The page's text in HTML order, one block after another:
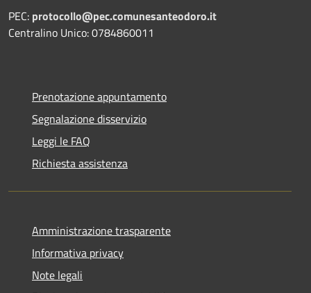
PEC: protocollo@pec.comunesanteodoro.it
Centralino Unico: 0784860011
Prenotazione appuntamento
Segnalazione disservizio
Leggi le FAQ
Richiesta assistenza
Amministrazione trasparente
Informativa privacy
Note legali